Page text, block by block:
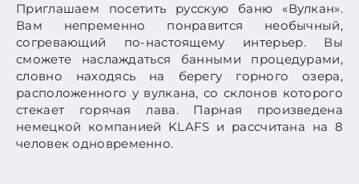
Приглашаем посетить русскую баню «Вулкан».
Вам непременно понравится необычный,
согревающий по-настоящему интерьер. Вы
сможете наслаждаться банными процедурами,
словно находясь на берегу горного озера,
расположенного у вулкана, со склонов которого
стекает горячая лава. Парная произведена
немецкой компанией KLAFS и рассчитана на 8
человек одновременно.